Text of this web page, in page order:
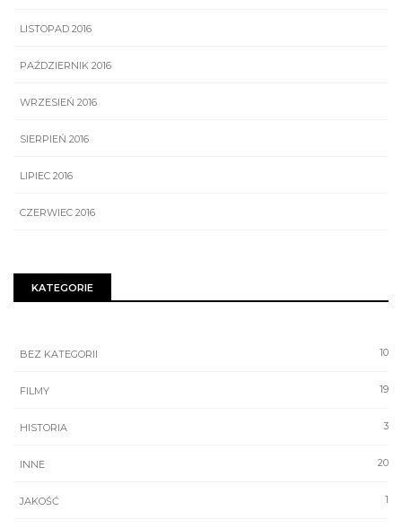
LISTOPAD 2016
PAŹDZIERNIK 2016
WRZESIEŃ 2016
SIERPIEŃ 2016
LIPIEC 2016
CZERWIEC 2016
KATEGORIE
10
BEZ KATEGORII
19
FILMY
3
HISTORIA
20
INNE
1
JAKOŚĆ